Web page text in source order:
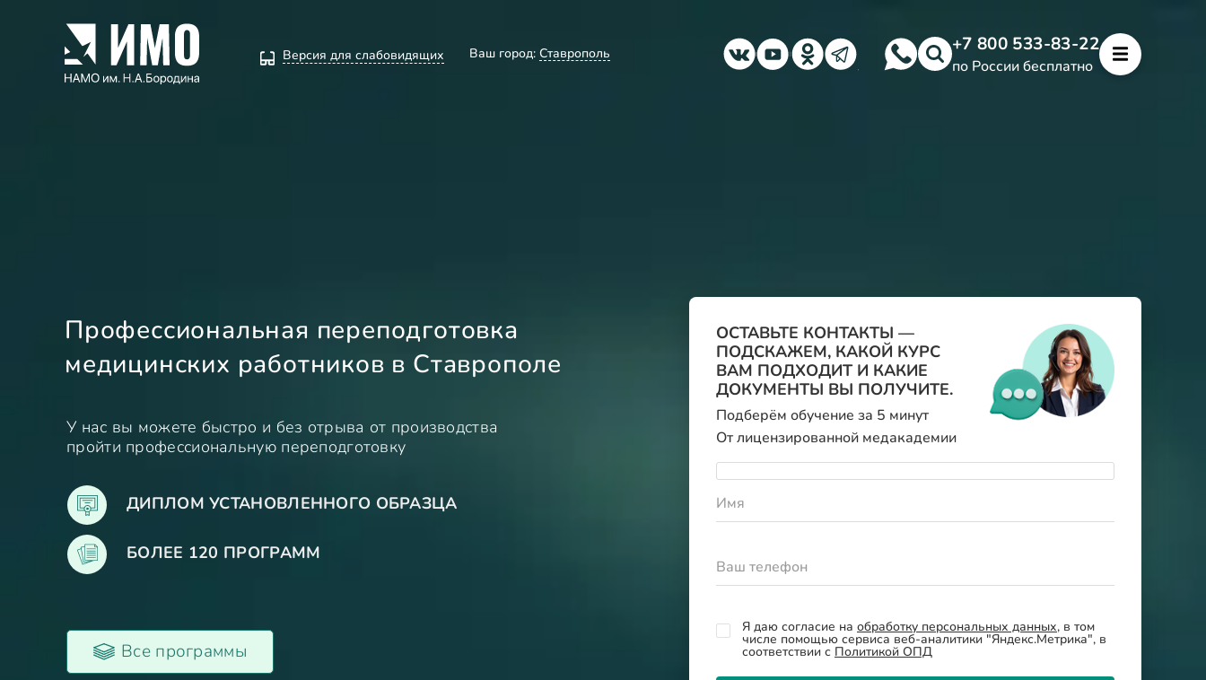
Версия для слабовидящих Ваш город: Ставрополь +7 800 533-83-22
по России бесплатно
Профессиональная переподготовка
медицинских работников в Ставрополе
У нас вы можете быстро и без отрыва от производства
пройти профессиональную переподготовку
ДИПЛОМ УСТАНОВЛЕННОГО ОБРАЗЦА
БОЛЕЕ 120 ПРОГРАММ
Все программы
ОСТАВЬТЕ КОНТАКТЫ —
ПОДСКАЖЕМ, КАКОЙ КУРС
ВАМ ПОДХОДИТ И КАКИЕ
ДОКУМЕНТЫ ВЫ ПОЛУЧИТЕ.
Подберём обучение за 5 минут
От лицензированной медакадемии
Имя
Ваш телефон
Я даю согласие на обработку персональных данных, в том
числе помощью сервиса веб-аналитики "Яндекс.Метрика", в
соответствии с Политикой ОПД